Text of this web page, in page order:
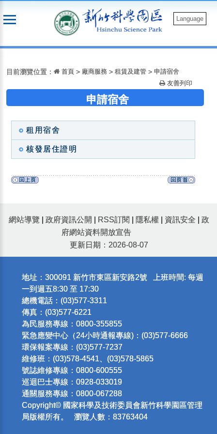
到
Language
目前瀏覽位置： 首頁 > 廠商服務 >租賃及建管 >申請宿舍
友善列印
申請宿舍
租用宿舍
核發居住證明
網站導覽 政府資訊公開 RSS訂閱 隱私權 資訊安全
政
府網站資料開放宣告
更新日期：2026-08-07
地址：300091 新竹市東區新安路2號 上班時間: 每週
一到週五8:30 至 17:30
總機電話：(03)577-3311
傳真：(03)577-6221
為民服務專線：0800-355855
緊急應變中心（24小時通報專線)：(03)577-6666
環保報案專線：(03)577-7237
維修班：(03)578-4541、(03)578-5865
號誌維修專線：0800-600555
巡迴巴士專線：0928-033019
通關服務專線：0800-067288
Copyright© 國家科學及技術委員會新竹科學園區管理
局版權所有。 瀏覽人數：83763404